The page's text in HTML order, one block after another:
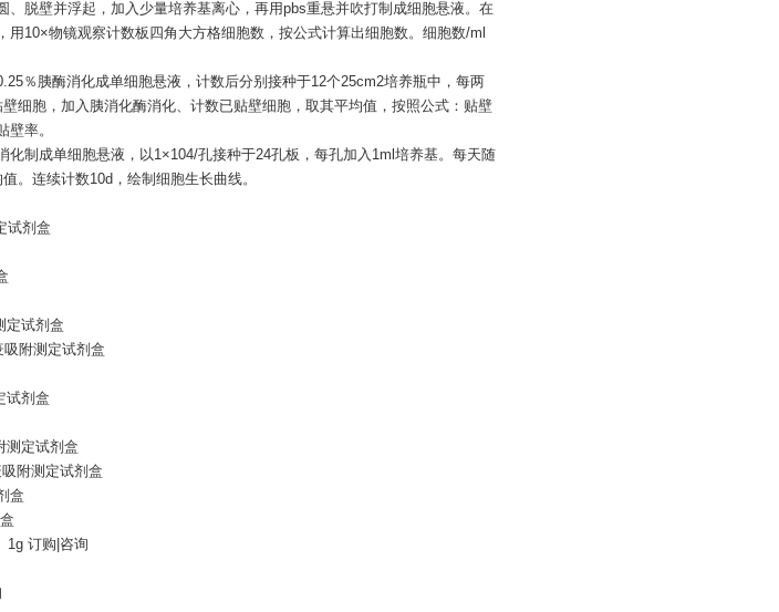
、脱壁并浮起，加入少量培养基离心，再用pbs重悬并吹打制成细胞悬液。在
10×物镜观察计数板四角大方格细胞数，按公式计算出细胞数。细胞数/ml
％胰酶消化成单细胞悬液，计数后分别接种于12个25cm2培养瓶中，每两
细胞，加入胰消化酶消化、计数已贴壁细胞，取其平均值，按照公式：贴壁
壁率。
化制成单细胞悬液，以1×104/孔接种于24孔板，每孔加入1ml培养基。每天随
。连续计数10d，绘制细胞生长曲线。
试剂盒
定试剂盒
附测定试剂盒
试剂盒
测定试剂盒
附测定试剂盒
盒
1g 订购|咨询